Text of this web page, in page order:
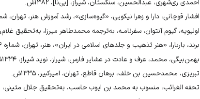
↑
عقیلی علوی شیرازی، «مخزن الادویه»، ۱۳۷۱ش، ص۴۶۱.
عقیلی علوی شیرازی، «مخزن الادویه»، ۱۳۷۱ش، ص۴۶۱.
↑
رهو، «دیوان‌دره»، ۱۳۹۰ش، ص۱۸۶.
حمیدی، «کازرون»، ۱۳۹۰ش، ص۳۶۶.
احمدی ری‌شهری، عبدالحسین، سنگستان، شیراز، [بی‌نا]، ۱۳۸۲ش.
افشار قوچانی، دارا و زهرا نیکویی، «گیوه‌سازی»، رشد آموزش هنر، تهران، شماره ۱۸،
اولیویه، گیوم آنتوان، سفرنامـه، به‌ترجمه محمدطاهر میرزا، به‌تحقیق غلام‌رضا
برند، باربارا، «هنر تذهیب و جلدهای اسلامی در ایران»، هنر، تهران، شماره ۲۶، ۱۳۷۳ش.
بهمن‌بیگی، محمد، عرف و عادت در عشایر فارس، شیراز، نوید شیراز، ۱۳۲۴ش.
تبریزی، محمدحسین بن خلف، برهان قاطع، تهران، امیرکبیر، ۱۳۳۵ش.
تحفه ‌الغرائب، منسوب به محمد بن ایوب حاسب، به‌تحقیق جلال متینی،